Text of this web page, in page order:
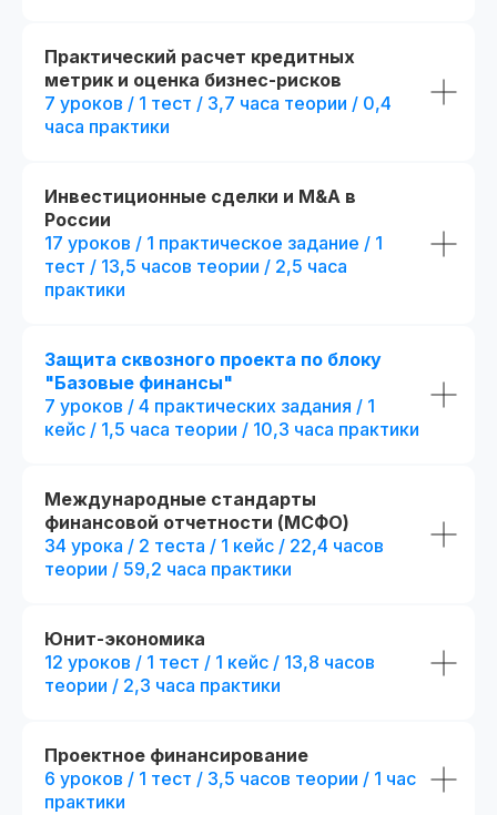
Практический расчет кредитных
метрик и оценка бизнес-рисков
7 уроков / 1 тест / 3,7 часа теории / 0,4
часа практики
Инвестиционные сделки и M&A в
России
17 уроков / 1 практическое задание / 1
тест / 13,5 часов теории / 2,5 часа
практики
Защита сквозного проекта по блоку
"Базовые финансы"
7 уроков / 4 практических задания / 1
кейс / 1,5 часа теории / 10,3 часа практики
Международные стандарты
финансовой отчетности (МСФО)
34 урока / 2 теста / 1 кейс / 22,4 часов
теории / 59,2 часа практики
Юнит-экономика
12 уроков / 1 тест / 1 кейс / 13,8 часов
теории / 2,3 часа практики
Проектное финансирование
6 уроков / 1 тест / 3,5 часов теории / 1 час
практики
Лицензия на осуществление
образовательной деятельности
вашей квалификации, что
профессионального развития
При дополнительной
регистрации
Диплом о прохождении курса
Удостоверение о
квалификации
Являемся официальными
администраторами экзамена СФА
и даем 20% скидку на регистрацию
6 месяцев обучения с практикой
на реальных проектах
тест
25 практических заданий и 52
Все опции
(стандарт) +
Стандарт
+ 194 часа
тестов